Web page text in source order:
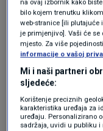
razvoja
pljuskova s
sunčano, u
će biti na snazi i
upozorenja na
dubrovačku
na ovaj izbornik kako
bilo kojem trenutku
web-stranice [ili plutajuće
je primjenjivo]. Vaši će
mjesto. Za više
informacije o vašoj
Mi i naši partneri
sljedeće:
Korištenje preciznih
karakteristika uređaja za
uređaju. Personalizirano
sadržaja, uvidi u publiku i